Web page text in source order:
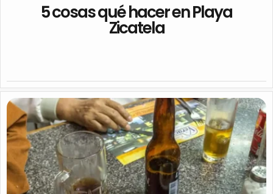
5 cosas qué hacer en Playa
Zicatela